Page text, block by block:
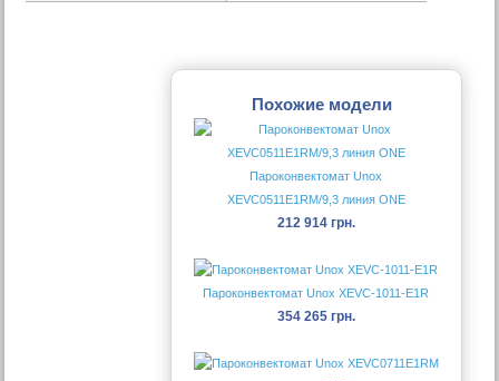
Похожие модели
Пароконвектомат Unox
XEVC0511E1RM/9,3 линия ONE
212 914 грн.
Пароконвектомат Unox XEVC-1011-E1R
354 265 грн.